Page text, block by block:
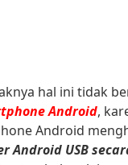
hal ini tidak
Android,
Android
Android USB